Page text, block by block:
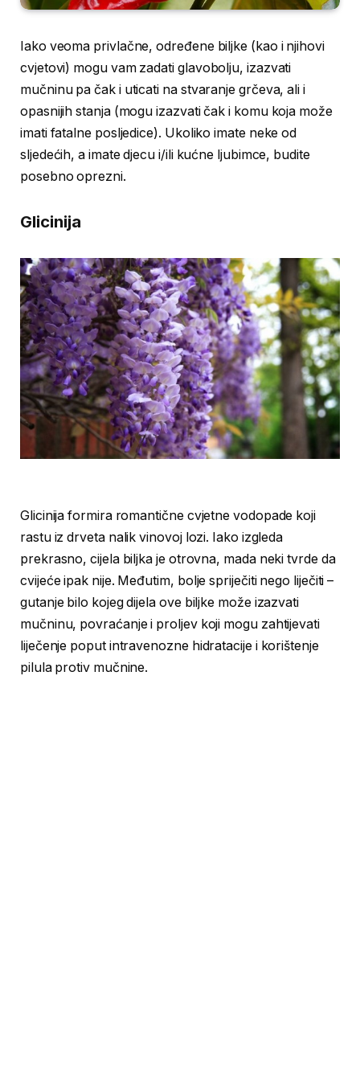
Iako veoma privlačne, određene biljke (kao i njihovi
cvjetovi) mogu vam zadati glavobolju, izazvati
mučninu pa čak i uticati na stvaranje grčeva, ali i
opasnijih stanja (mogu izazvati čak i komu koja može
imati fatalne posljedice). Ukoliko imate neke od
sljedećih, a imate djecu i/ili kućne ljubimce, budite
posebno oprezni.
Glicinija
Glicinija formira romantične cvjetne vodopade koji
rastu iz drveta nalik vinovoj lozi. Iako izgleda
prekrasno, cijela biljka je otrovna, mada neki tvrde da
cvijeće ipak nije. Međutim, bolje spriječiti nego liječiti –
gutanje bilo kojeg dijela ove biljke može izazvati
mučninu, povraćanje i proljev koji mogu zahtijevati
liječenje poput intravenozne hidratacije i korištenje
pilula protiv mučnine.